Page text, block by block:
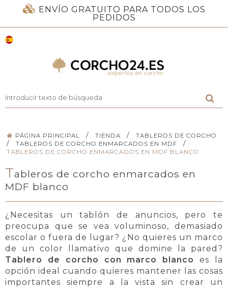
ENVÍO GRATUITO PARA TODOS LOS
PEDIDOS
PÁGINA PRINCIPAL / TIENDA / TABLEROS DE CORCHO
/ TABLEROS DE CORCHO ENMARCADOS EN MDF /
TABLEROS DE CORCHO ENMARCADOS EN MDF BLANCO
Tableros de corcho enmarcados en
MDF blanco
¿Necesitas un tablón de anuncios, pero te
preocupa que se vea voluminoso, demasiado
escolar o fuera de lugar? ¿No quieres un marco
de un color llamativo que domine la pared?
Tablero de corcho con marco blanco
es la
opción ideal cuando quieres mantener las cosas
importantes siempre a la vista sin crear un